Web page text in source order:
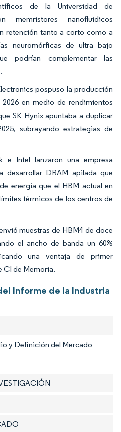
de la Universidad de
memristores nanofluidicos
retención tanto a corto como a
neuromórficas de ultra bajo
podrían complementar las
pospuso la producción
en medio de rendimientos
SK Hynix apuntaba a duplicar
subrayando estrategias de
e Intel lanzaron una empresa
desarrollar DRAM apilada que
energía que el HBM actual en
térmicos de los centros de
muestras de HBM4 de doce
el ancho de banda un 60%
una ventaja de primer
CI de Memoria.
Informe de la Industria
y Definición del Mercado